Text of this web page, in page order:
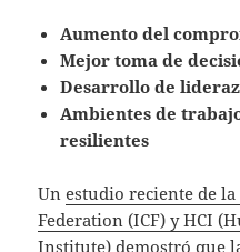
Aumento del
Mejor toma de
Desarrollo de
Ambientes de
resilientes
Unestudio reciente de
Federation (ICF) y HCI
Institute) demostró que